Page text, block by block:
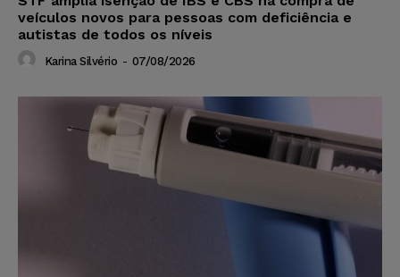
veículos novos para pessoas com deficiência e
autistas de todos os níveis
Karina Silvério - 07/08/2026